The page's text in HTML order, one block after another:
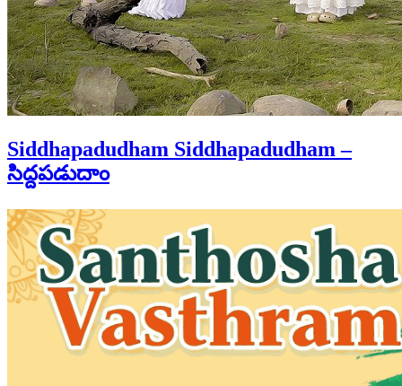
Siddhapadudham Siddhapadudham –
సిద్దపడుదాం